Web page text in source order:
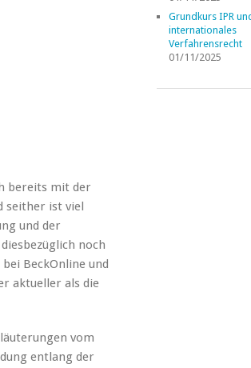
bereits mit der
seither ist viel
und der
noch
BeckOnline und
aktueller als die
vom
entlang der
Grundkurs IPR
internationales
Verfahrensrecht
01/11/2025